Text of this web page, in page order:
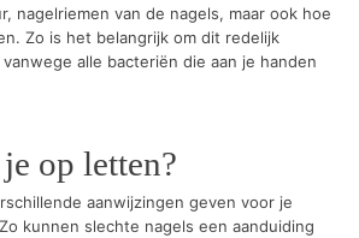
nagelriemen van de nagels, maar ook hoe
Zo is het belangrijk om dit redelijk
alle bacteriën die aan je handen
op letten?
aanwijzingen geven voor je
kunnen slechte nagels een aanduiding